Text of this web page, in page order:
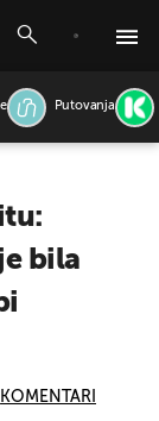
Putovanja
bila
KOMENTARI